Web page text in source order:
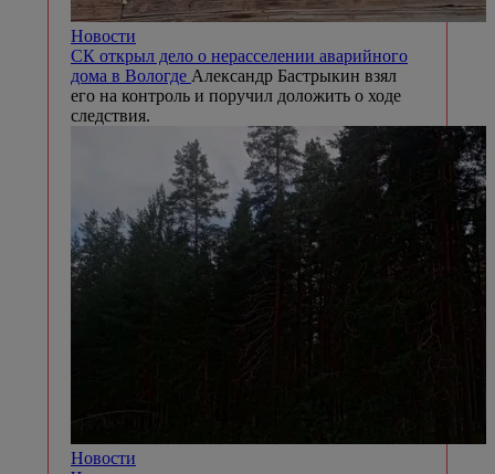
Новости
СК открыл дело о нерасселении аварийного
дома в Вологде Александр Бастрыкин взял
его на контроль и поручил доложить о ходе
следствия.
Новости